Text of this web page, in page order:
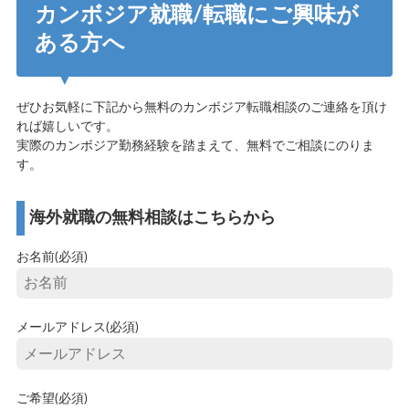
カンボジア就職/転職にご興味が
ある方へ
ぜひお気軽に下記から無料のカンボジア転職相談のご連絡を頂け
れば嬉しいです。
実際のカンボジア勤務経験を踏まえて、無料でご相談にのりま
す。
海外就職の無料相談はこちらから
お名前(必須)
メールアドレス(必須)
ご希望(必須)